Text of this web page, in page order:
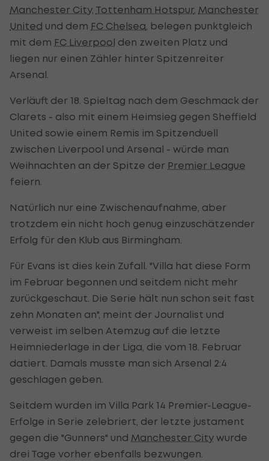
Manchester City, Tottenham Hotspur, Manchester
United und dem FC Chelsea , belegen punktgleich
mit dem FC Liverpool den zweiten Platz und
liegen nur einen Zähler hinter Spitzenreiter
Arsenal.
Verläuft der 18. Spieltag nach dem Geschmack der
Clarets - also mit einem Heimsieg gegen Sheffield
United sowie einem Remis im Spitzenduell
zwischen Liverpool und Arsenal - würde man
Weihnachten an der Spitze der Premier League
feiern.
Natürlich nur eine Zwischenaufnahme, aber
trotzdem ein nicht hoch genug einzuschätzender
Erfolg für den Klub aus Birmingham.
Für Evans ist dies kein Zufall. "Villa hat diese Form
im Februar begonnen und seitdem nicht mehr
zurückgeschaut. Die Serie hält nun schon seit fast
zehn Monaten an", meint der Journalist und
verweist im selben Atemzug auf die letzte
Heimniederlage in der Liga, die vom 18. Februar
datiert. Damals musste man sich Arsenal 2:4
geschlagen geben.
Seitdem wurden im Villa Park 14 Premier-League-
Erfolge in Serie zelebriert, der letzte justament
gegen die "Gunners" und Manchester City wurde
drei Tage vorher ebenfalls bezwungen.